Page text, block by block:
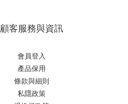
顧客服務與資訊
會員登入
產品保用
條款與細則
私隱政策